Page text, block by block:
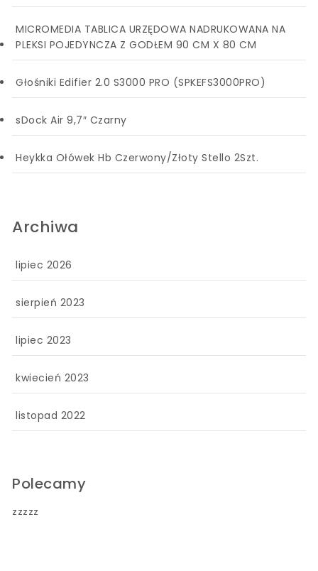
MICROMEDIA TABLICA URZĘDOWA NADRUKOWANA NA
PLEKSI POJEDYNCZA Z GODŁEM 90 CM X 80 CM
Głośniki Edifier 2.0 S3000 PRO (SPKEFS3000PRO)
sDock Air 9,7″ Czarny
Heykka Ołówek Hb Czerwony/Złoty Stello 2Szt.
Archiwa
lipiec 2026
sierpień 2023
lipiec 2023
kwiecień 2023
listopad 2022
Polecamy
zzzzz